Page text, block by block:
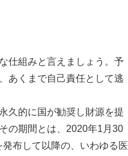
仕組みと言えましょう。予
あくまで自己責任として逃
久的に国が勧奨し財源を提
の期間とは、2020年1月30
布して以降の、いわゆる医